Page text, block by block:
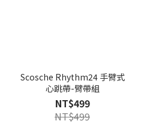
Scosche Rhythm24 手臂式
心跳帶-臂帶組
NT$499
NT$499